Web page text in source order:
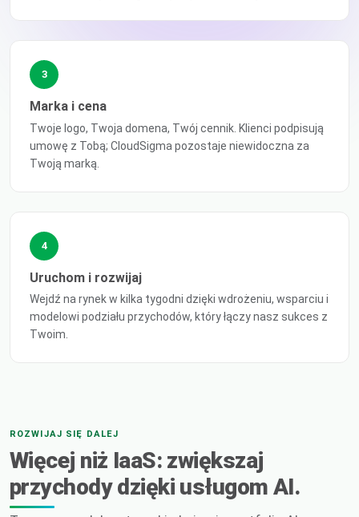
3
Marka i cena
Twoje logo, Twoja domena, Twój cennik. Klienci podpisują
umowę z Tobą; CloudSigma pozostaje niewidoczna za
Twoją marką.
4
Uruchom i rozwijaj
Wejdź na rynek w kilka tygodni dzięki wdrożeniu, wsparciu i
modelowi podziału przychodów, który łączy nasz sukces z
Twoim.
ROZWIJAJ SIĘ DALEJ
Więcej niż IaaS: zwiększaj
przychody dzięki usługom AI.